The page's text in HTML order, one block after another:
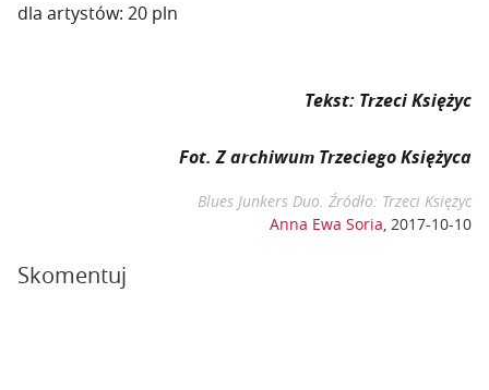
dla artystów: 20 pln
Tekst: Trzeci Księżyc
Fot. Z archiwum Trzeciego Księżyca
Blues Junkers Duo. Źródło: Trzeci Księżyc
Anna Ewa Soria, 2017-10-10
Skomentuj